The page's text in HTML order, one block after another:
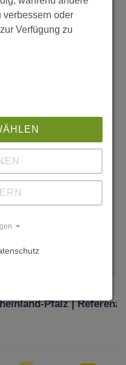
verbessern oder
Verfügung zu